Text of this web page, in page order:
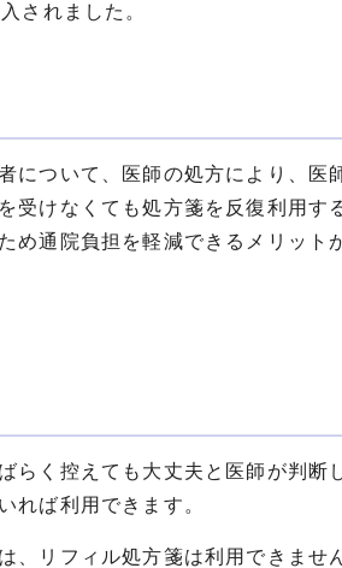
されました。
について、医師の処方により、医
受けなくても処方箋を反復利用す
め通院負担を軽減できるメリット
らく控えても大丈夫と医師が判断
れば利用できます。
、リフィル処方箋は利用できませ